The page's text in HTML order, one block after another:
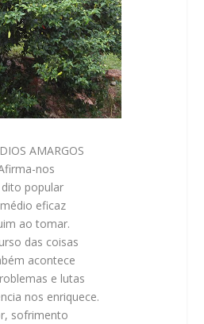
AMARGOS
nos
dito popular
eficaz
ao tomar.
das coisas
acontece
e lutas
nos enriquece.
sofrimento